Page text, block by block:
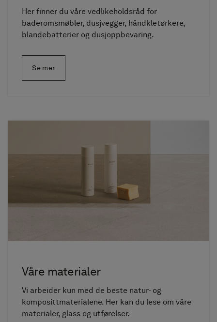
Her finner du våre vedlikeholdsråd for
baderomsmøbler, dusjvegger, håndkletørkere,
blandebatterier og dusjoppbevaring.
Se mer
Våre materialer
Vi arbeider kun med de beste natur- og
komposittmaterialene. Her kan du lese om våre
materialer, glass og utførelser.